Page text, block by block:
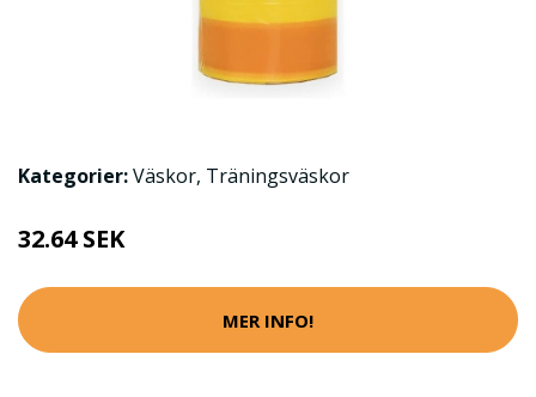
Kategorier:Väskor, Träningsväskor
32.64 SEK
MER INFO!